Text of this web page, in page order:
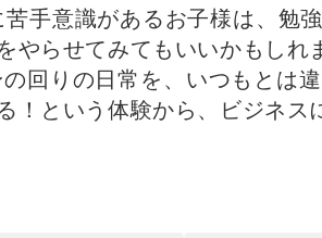
手意識があるお子様は、勉
らせてみてもいいかもしれ
回りの日常を、いつもとは
という体験から、ビジネス